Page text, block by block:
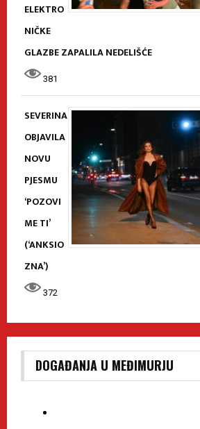
ELEKTRO
NIČKE
GLAZBE ZAPALILA NEDELIŠĆE
381
SEVERINA
OBJAVILA
NOVU
PJESMU
‘POZOVI
ME TI’
(‘ANKSIO
ZNA’)
372
DOGAĐANJA U MEĐIMURJU